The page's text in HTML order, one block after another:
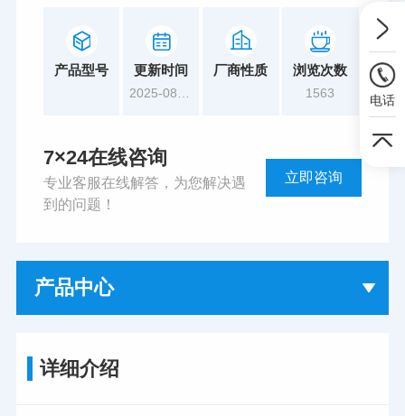
产品型号 更新时间 厂商性质 浏览次数
1563
7×24在线咨询
专业客服在线解答，为您解决遇
到的问题！
立即咨询
产品中心
详细介绍
电话